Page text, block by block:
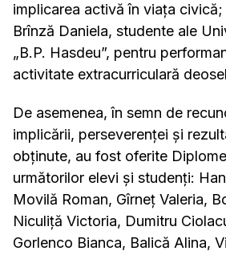
implicarea activă în viața
Brînză Daniela, studente ale
„B.P. Hasdeu”, pentru
activitate extracurriculară
De asemenea, în semn de
implicării, perseverenței și
obținute, au fost oferite
următorilor elevi și studenți:
Movilă Roman, Gîrneț Valeria,
Niculiță Victoria, Dumitru
Gorlenco Bianca, Balică Alina,